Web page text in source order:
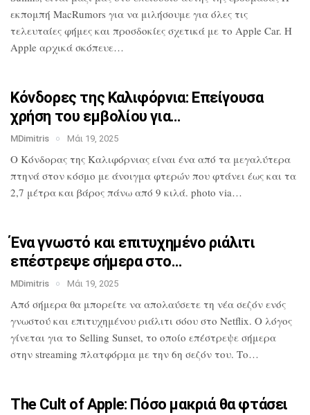
εκπομπή MacRumors για να μιλήσουμε για όλες τις
τελευταίες φήμες και προσδοκίες σχετικά με το Apple Car. Η
Apple αρχικά σκόπευε…
Κόνδορες της Καλιφόρνια: Επείγουσα
χρήση του εμβολίου για…
MDimitris Μάι 19, 2025
Ο Κόνδορας της Καλιφόρνιας είναι ένα από τα μεγαλύτερα
πτηνά στον κόσμο με άνοιγμα φτερών που φτάνει έως και τα
2,7 μέτρα και βάρος πάνω από 9 κιλά. photo via…
Ένα γνωστό και επιτυχημένο ριάλιτι
επέστρεψε σήμερα στο…
MDimitris Μάι 19, 2025
Από σήμερα θα μπορείτε να απολαύσετε τη νέα σεζόν ενός
γνωστού και επιτυχημένου ριάλιτι σόου στο Netflix. Ο λόγος
γίνεται για το Selling Sunset, το οποίο επέστρεψε σήμερα
στην streaming πλατφόρμα με την 6η σεζόν του. Το…
The Cult of Apple: Πόσο μακριά θαφτάσει